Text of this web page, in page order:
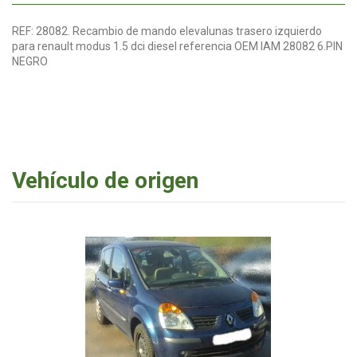
REF: 28082. Recambio de mando elevalunas trasero izquierdo
para renault modus 1.5 dci diesel referencia OEM IAM 28082 6.PIN
NEGRO
Vehículo de origen